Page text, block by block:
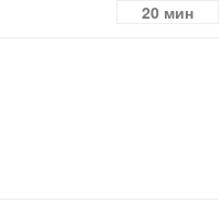
20 мин